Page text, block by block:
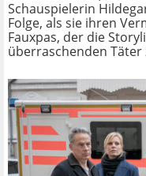
Schauspielerin
Folge, als sie ihren
Fauxpas, der die
überraschenden